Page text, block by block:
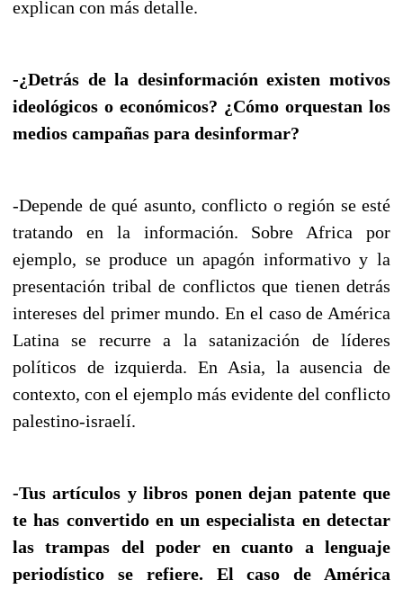
explican con más detalle.
-¿Detrás de la desinformación existen motivos
ideológicos o económicos? ¿Cómo orquestan los
medios campañas para desinformar?
-Depende de qué asunto, conflicto o región se esté
tratando en la información. Sobre Africa por
ejemplo, se produce un apagón informativo y la
presentación tribal de conflictos que tienen detrás
intereses del primer mundo. En el caso de América
Latina se recurre a la satanización de líderes
políticos de izquierda. En Asia, la ausencia de
contexto, con el ejemplo más evidente del conflicto
palestino-israelí.
-Tus artículos y libros ponen dejan patente que
te has convertido en un especialista en detectar
las trampas del poder en cuanto a lenguaje
periodístico se refiere. El caso de América